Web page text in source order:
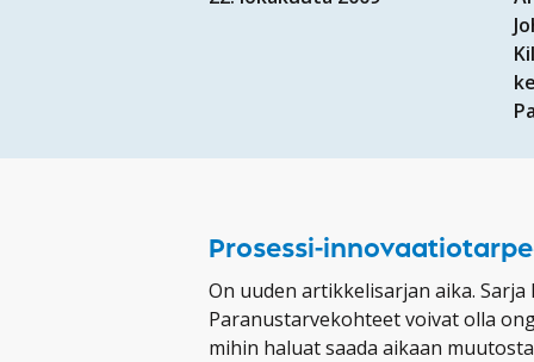
Prosessi-
On uuden artikkelisarjan aika.
Paranustarvekohteet voivat olla
mihin haluat saada aikaan